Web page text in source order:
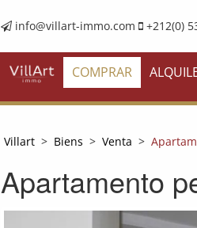
info@villart-immo.com +212(0)
COMPRAR
Villart > Biens > Venta >
Apartamento